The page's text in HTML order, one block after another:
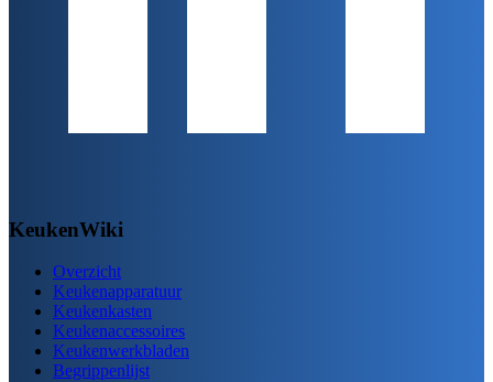
KeukenWiki
Overzicht
Keukenapparatuur
Keukenkasten
Keukenaccessoires
Keukenwerkbladen
Begrippenlijst